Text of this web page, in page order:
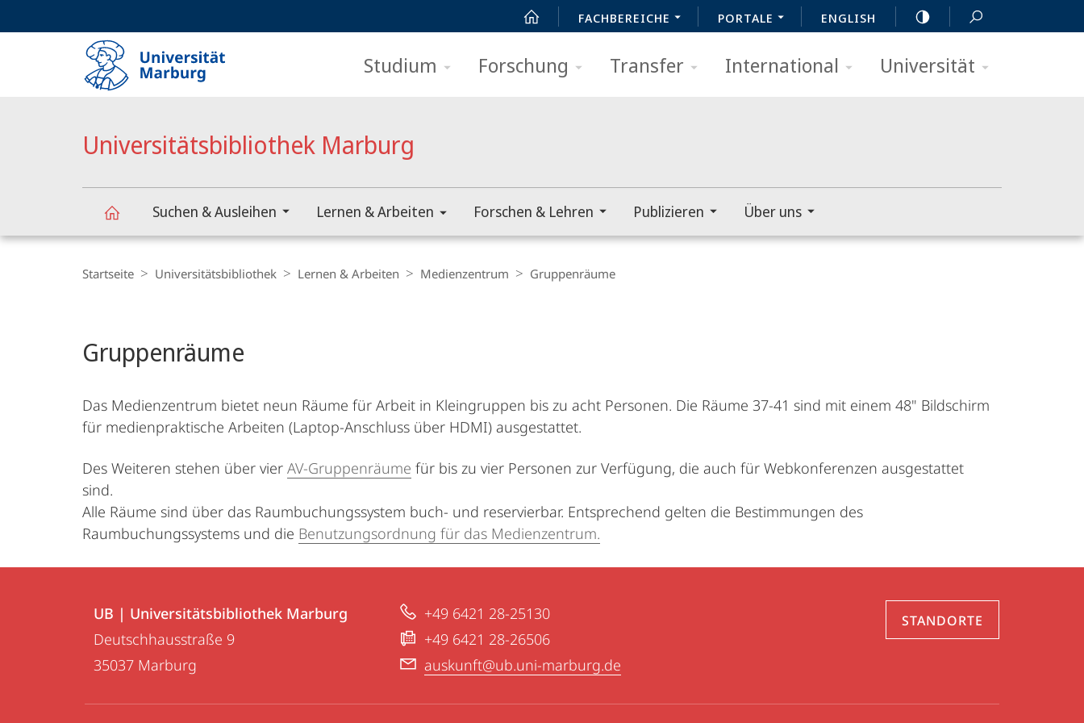
FACHBEREICHE PORTALE ENGLISH
Studium Forschung Transfer International Universität
Universitätsbibliothek Marburg
Suchen & Ausleihen Lernen & Arbeiten Forschen & Lehren Publizieren Über uns
Navigation
Startseite Universitätsbibliothek Lernen & Arbeiten Medienzentrum Gruppenräume
Gruppenräume
Das Medienzentrum bietet neun Räume für Arbeit in Kleingruppen bis zu acht Personen. Die Räume 37-41 sind mit einem 48" Bildschirm
für medienpraktische Arbeiten (Laptop-Anschluss über HDMI) ausgestattet.
Des Weiteren stehen über vier AV-Gruppenräume für bis zu vier Personen zur Verfügung, die auch für Webkonferenzen ausgestattet
sind.
Alle Räume sind über das Raumbuchungssystem buch- und reservierbar. Entsprechend gelten die Bestimmungen des
Raumbuchungssystems und die Benutzungsordnung für das Medienzentrum.
Informationen
Kontaktinformationen
UB
|
Universitätsbibliothek
Marburg
UB | Universitätsbibliothek Marburg
Deutschhausstraße 9
35037 Marburg
+49 6421 28-25130
+49 6421 28-26506
auskunft@ub.uni-marburg.de
STANDORTE